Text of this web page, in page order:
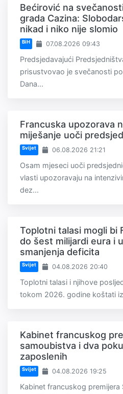
Bećirović na
grada Cazina:
nikad i niko nije slomio
BiH 07.08.2026 09:43
Predsjedavajući
prisustvovao je svečanosti
Dana...
Francuska upozorava
miješanje uoči
Svijet 06.08.2026 21:21
Osam mjeseci uoči
vlasti upozoravaju na
dez...
Toplotni talasi mogli bi
do šest milijardi eura i
smanjenja deficita
Svijet 04.08.2026 20:40
Toplotni talasi i njihove
tokom 2026. godine koštati
Kabinet francuskog
samoubistva i dva
zaposlenih
Svijet 04.08.2026 19:25
Kabinet francuskog premijera